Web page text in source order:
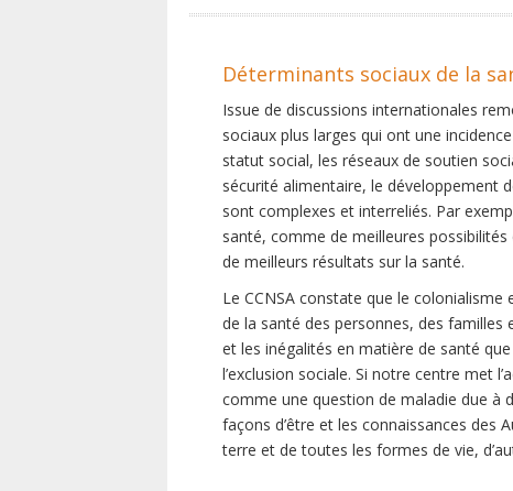
Déterminants sociaux de la
Issue de discussions internationales
sociaux plus larges qui ont une
statut social, les réseaux de soutien
sécurité alimentaire, le développement
sont complexes et interreliés. Par
santé, comme de meilleures
de meilleurs résultats sur la santé.
Le CCNSA constate que le
de la santé des personnes, des
et les inégalités en matière de santé
l’exclusion sociale. Si notre centre met
comme une question de maladie due à
façons d’être et les connaissances des
terre et de toutes les formes de vie,